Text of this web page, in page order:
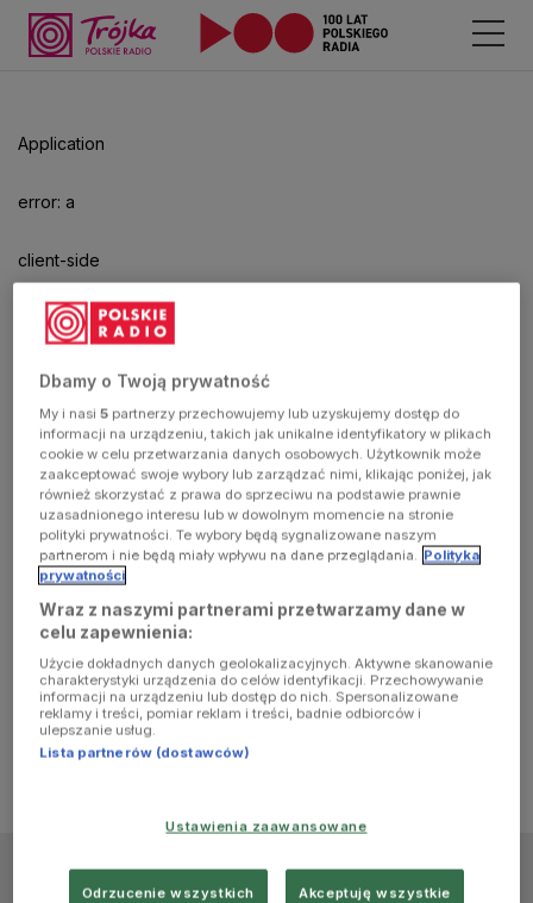
Application
error: a
client-side
exception
has
occurred
(see the
browser
console for
more
information)
aby
odtwarzać.
Dbamy o Twoją prywatność
My i nasi5 partnerzy przechowujemy lub uzyskujemy dostęp do
informacji na urządzeniu, takich jak unikalne identyfikatory w plikach
cookie w celu przetwarzania danych osobowych. Użytkownik może
zaakceptować swoje wybory lub zarządzać nimi, klikając poniżej, jak
również skorzystać z prawa do sprzeciwu na podstawie prawnie
uzasadnionego interesu lub w dowolnym momencie na stronie
polityki prywatności. Te wybory będą sygnalizowane naszym
partnerom i nie będą miały wpływu na dane przeglądania. Polityka
prywatności
Wraz z naszymi partnerami przetwarzamy dane w
celu zapewnienia:
Użycie dokładnych danych geolokalizacyjnych. Aktywne skanowanie
charakterystyki urządzenia do celów identyfikacji. Przechowywanie
informacji na urządzeniu lub dostęp do nich. Spersonalizowane
reklamy i treści, pomiar reklam i treści, badnie odbiorców i
ulepszanie usług.
Lista partnerów (dostawców)
Ustawienia zaawansowane
Odrzucenie wszystkich Akceptuję wszystkie